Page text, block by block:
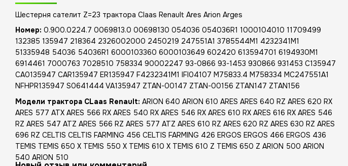
Шестерня сателит Z=23 трактора Claas Renault Ares Arion Arges
Номер: 0.900.0224.7 0069813.0 00698130 054036 054036R1 1000104010 11709499
132385 135947 218364 2326002000 2450219 247551A1 3785544M1 4232341M1
51335948 54036 54036R1 6000103360 6000103649 602420 613594701 6194930M1
6914461 7000763 7028510 758334 90002247 93-0866 93-1453 930866 931453 C135947
CA0135947 CAR135947 ER135947 F4232341M1 IFI04107 M75833.4 M758334 MC247551A1
NFHPR135947 S0641444 VA135947 ZTAN-00147 ZTAN-00156 ZTAN147 ZTAN156
Модели трактора CLaas Renault: ARION 640 ARION 610 ARES ARES 640 RZ ARES 620 RX
ARES 577 ATX ARES 566 RX ARES 540 RX ARES 546 RX ARES 610 RX ARES 616 RX ARES 546
RZ ARES 547 ATZ ARES 566 RZ ARES 577 ATZ ARES 610 RZ ARES 620 RZ ARES 630 RZ ARES
696 RZ CELTIS CELTIS FARMING 456 CELTIS FARMING 426 ERGOS ERGOS 466 ERGOS 436
TEMIS TEMIS 650 X TEMIS 550 X TEMIS 610 X TEMIS 610 Z TEMIS 650 Z ARION 500 ARION
540 ARION 510